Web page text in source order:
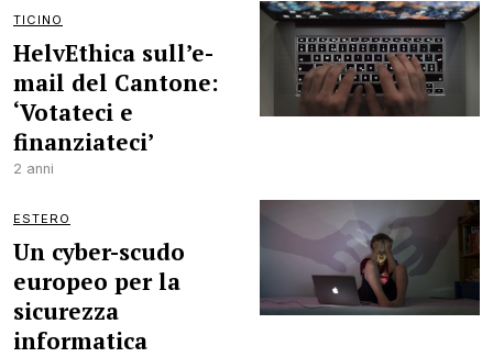
TICINO
HelvEthica sull’e-
mail del Cantone:
‘Votateci e
finanziateci’
2 anni
ESTERO
Un cyber-scudo
europeo per la
sicurezza
informatica